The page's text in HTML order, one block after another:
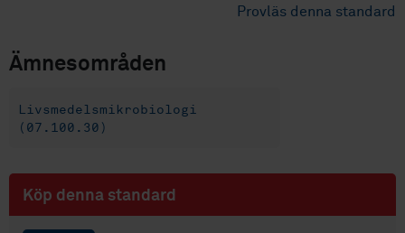
Provläs denna standard
Ämnesområden
Livsmedelsmikrobiologi
(07.100.30)
Köp denna standard